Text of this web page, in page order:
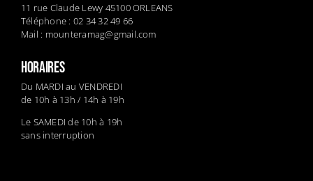
11 rue Claude Lewy 45100 ORLEANS
Téléphone : 02 34 32 49 66
Mail : mounteramag@gmail.com
HORAIRES
Du MARDI au VENDREDI
de 10h à 13h / 14h à 19h
Le SAMEDI de 10h à 19h
sans interruption